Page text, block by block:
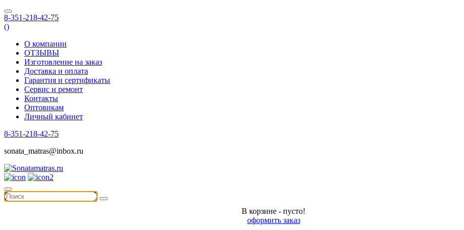
8-351-218-42-75
()
О компании
ОТЗЫВЫ
Изготовление на заказ
Доставка и оплата
Гарантия и сертификаты
Сервис и ремонт
Контакты
Оптовикам
Личный кабинет
8-351-218-42-75
sonata_matras@inbox.ru
В корзине - пусто!
оформить заказ